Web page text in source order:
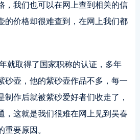
，我们也可以在网上查到相关的信
的价格却很难查到，在网上我们都
就取得了国家职称的认证，多年
砂壶，他的紫砂壶作品不多，每一
制作后就被紫砂爱好者们收走了，
，这就是我们很难在网上见到吴春
要原因。